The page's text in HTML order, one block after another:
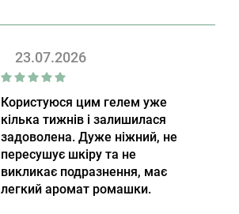
23.07.2026
Користуюся цим гелем уже
кілька тижнів і залишилася
задоволена. Дуже ніжний, не
пересушує шкіру та не
викликає подразнення, має
легкий аромат ромашки.